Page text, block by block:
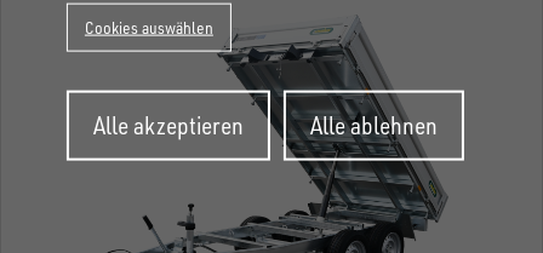
Cookies auswählen
Alle akzeptieren
Zustimmung
zurückziehen
Alle ablehnen